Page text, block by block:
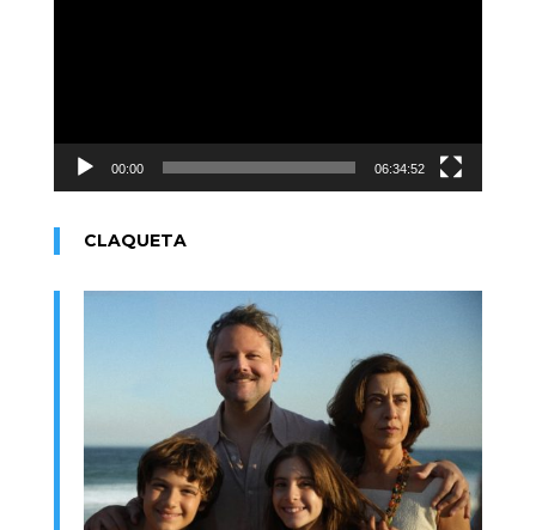
00:00 06:34:52
CLAQUETA